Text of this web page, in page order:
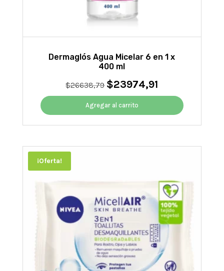
Dermaglós Agua Micelar 6 en 1 x
400 ml
$26638,79 El
precio
original
era:
$26638,79.
$23974,91
precio
es:
$23974,91.
Agregar al carrito
¡Oferta!